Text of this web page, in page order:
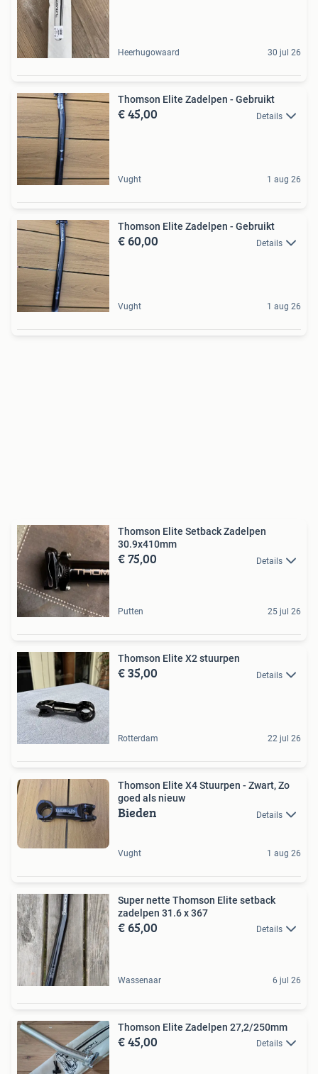
Heerhugowaard 30 jul 26
Thomson Elite Zadelpen - Gebruikt
€ 45,00 Details
Vught 1 aug 26
Thomson Elite Zadelpen - Gebruikt
€ 60,00 Details
Vught 1 aug 26
Thomson Elite Setback Zadelpen
30.9x410mm
€ 75,00 Details
Putten 25 jul 26
Thomson Elite X2 stuurpen
€ 35,00 Details
Rotterdam 22 jul 26
Thomson Elite X4 Stuurpen - Zwart, Zo
goed als nieuw
Bieden Details
Vught 1 aug 26
Super nette Thomson Elite setback
zadelpen 31.6 x 367
€ 65,00 Details
Wassenaar 6 jul 26
Thomson Elite Zadelpen 27,2/250mm
€ 45,00 Details